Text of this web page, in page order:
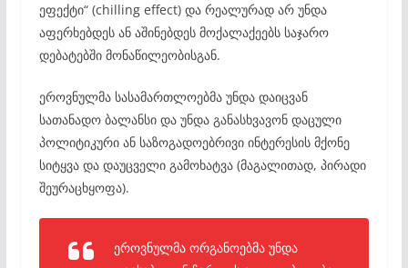
ეფექტი“ (chilling effect) და რეალურად არ უნდა
აფერხებდეს ან აშინებდეს მოქალაქეებს საჯარო
დებატებში მონაწილეობისგან.
ეროვნულმა სასამართლოებმა უნდა დაიცვან
სათანადო ბალანსი და უნდა განასხვავონ დაცული
პოლიტიკური ან საზოგადოებრივი ინტერესის მქონე
სიტყვა და დაუცველი გამოხატვა (მაგალითად, პირადი
შეურაცხყოფა).
ეროვნულმა ორგანოებმა უნდა